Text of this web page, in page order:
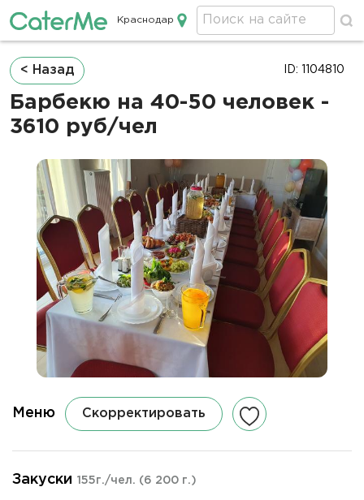
Кейтеринг в Краснодаре
Краснодар
Строка
навигации
< Назад
Барбекю на 40-50 человек -
3610 руб/чел
ID: 1104810
Меню Скорректировать
Закуски 155г./чел. (6 200 г.)